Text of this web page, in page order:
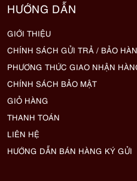
HƯỚNG DẪN
GIỚI THIỆU
CHÍNH SÁCH GỬI TRẢ / BẢO
PHƯƠNG THỨC GIAO NHẬN
CHÍNH SÁCH BẢO MẬT
GIỎ HÀNG
THANH TOÁN
LIÊN HỆ
HƯỚNG DẪN BÁN HÀNG KÝ GỬI